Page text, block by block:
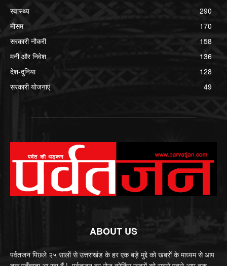
स्वास्थ्य
290
मौसम
170
सरकारी नौकरी
158
मनी और निवेश
136
देश-दुनिया
128
सरकारी योजनाएं
49
ABOUT US
पर्वतजन पिछले २५ सालों से उत्तराखंड के हर एक बड़े मुद्दे को खबरों के माध्यम से आप